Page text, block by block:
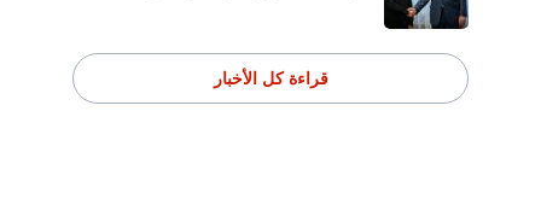
قراءة كل الأخبار